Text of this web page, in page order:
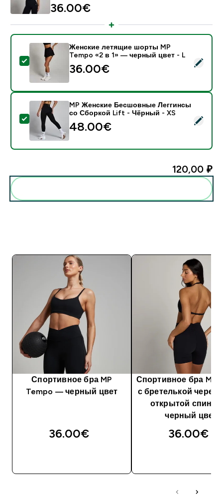
36.00€‎
- Женские летящие шорты MP Tempo «2 в 1» —
Женские летящие шорты MP
Tempo «2 в 1» — черный цвет - L
36.00€‎
- MP Женские Бесшовные Леггинсы со Сборкой
MP Женские Бесшовные Леггинсы
со Сборкой Lift - Чёрный - XS
48.00€‎
120,00 ₽‎
Спортивное бра MP
Tempo — черный цвет
36.00€‎
Спортивное бра MP
с бретелькой через
открытой
черный цвет
36.00€‎